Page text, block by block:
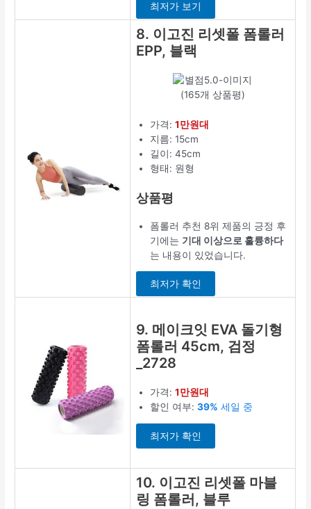
최저가 보기
8. 이고진 리셋폴 폼롤러
EPP, 블랙
(165개 상품평)
가격:1만원대
지름: 15cm
길이: 45cm
형태: 원형
상품평
폼롤러 추천 8위 제품의 긍정 후
기에는 기대 이상으로 훌륭하다
는 내용이 있었습니다.
최저가 확인
9. 메이크잇 EVA 돌기형
폼롤러 45cm, 검정
_2728
가격:1만원대
할인 여부:39% 세일 중
최저가 확인
10. 이고진 리셋폴 마블
링 폼롤러, 블루